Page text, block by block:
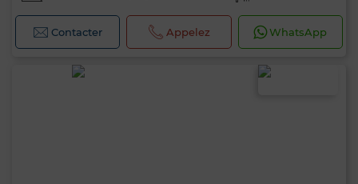
Contacter Appelez WhatsApp